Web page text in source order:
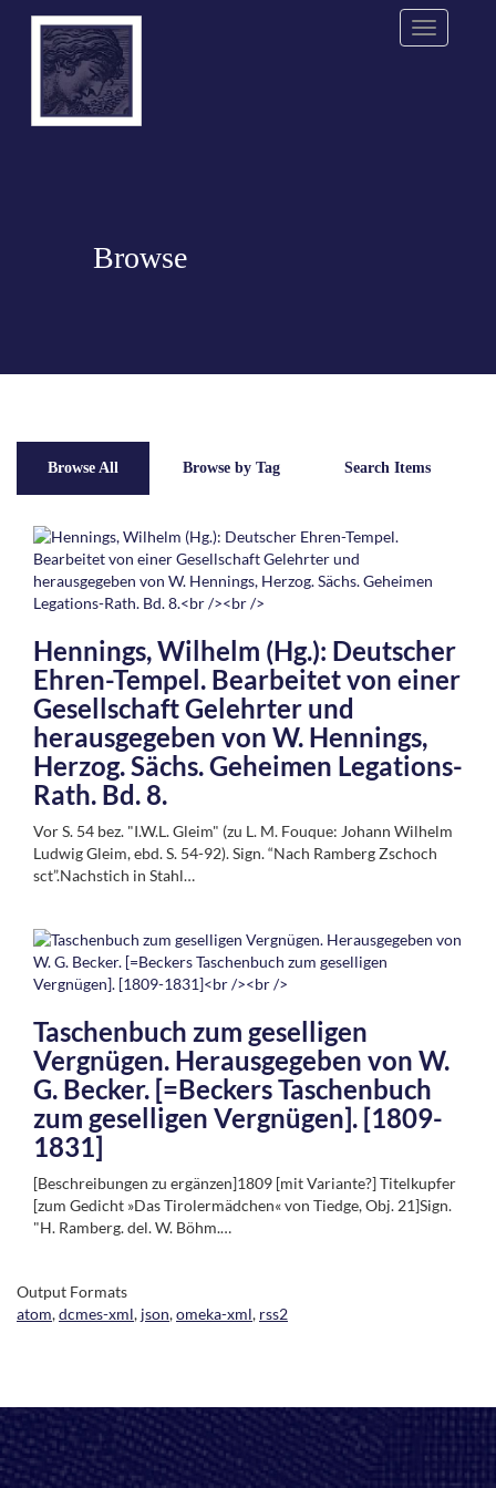
Menu
Browse
Browse All Browse by Tag Search Items
Hennings, Wilhelm (Hg.): Deutscher
Ehren-Tempel. Bearbeitet von einer
Gesellschaft Gelehrter und
herausgegeben von W. Hennings,
Herzog. Sächs. Geheimen Legations-
Rath. Bd. 8.
Vor S. 54 bez. "I.W.L. Gleim" (zu L. M. Fouque: Johann Wilhelm
Ludwig Gleim, ebd. S. 54-92). Sign. “Nach Ramberg Zschoch
sct”.Nachstich in Stahl…
Taschenbuch zum geselligen
Vergnügen. Herausgegeben von W.
G. Becker. [=Beckers Taschenbuch
zum geselligen Vergnügen]. [1809-
1831]
[Beschreibungen zu ergänzen]1809 [mit Variante?] Titelkupfer
[zum Gedicht »Das Tirolermädchen« von Tiedge, Obj. 21]Sign.
"H. Ramberg. del. W. Böhm.…
Output Formats
atom,dcmes-xml, json,omeka-xml, rss2